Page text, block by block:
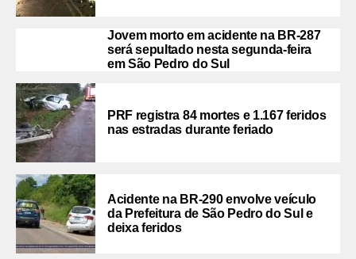
Jovem morto em acidente na BR-287
será sepultado nesta segunda-feira
em São Pedro do Sul
PRF registra 84 mortes e 1.167 feridos
nas estradas durante feriado
Acidente na BR-290 envolve veículo
da Prefeitura de São Pedro do Sul e
deixa feridos